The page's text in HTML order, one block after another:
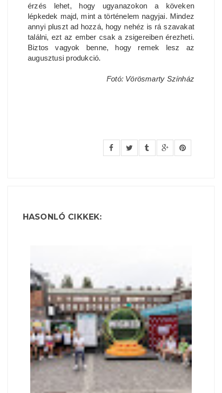
érzés lehet, hogy ugyanazokon a köveken
lépkedek majd, mint a történelem nagyjai. Mindez
annyi pluszt ad hozzá, hogy nehéz is rá szavakat
találni, ezt az ember csak a zsigereiben érezheti.
Biztos vagyok benne, hogy remek lesz az
augusztusi produkció.
Fotó: Vörösmarty Színház
HASONLÓ CIKKEK: